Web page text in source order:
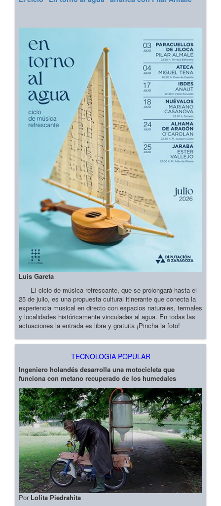
Luis Gareta
El ciclo de música refrescante, que se prolongará hasta el
25 de julio, es una propuesta cultural itinerante que conecta la
experiencia musical en directo con espacios naturales, termales
y localidades históricamente vinculadas al agua. En todas las
actuaciones la entrada es libre y gratuita ¡Pincha la foto!
TECNOLOGIA POPULAR
Ingeniero holandés desarrolla una motocicleta que
funciona con metano recuperado de los humedales
Por Lolita Piedrahita